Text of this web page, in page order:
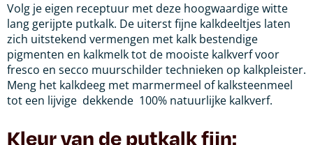
Volg je eigen receptuur met deze hoogwaardige witte
lang gerijpte putkalk. De uiterst fijne kalkdeeltjes laten
zich uitstekend vermengen met kalk bestendige
pigmenten en kalkmelk tot de mooiste kalkverf voor
fresco en secco muurschilder technieken op kalkpleister.
Meng het kalkdeeg met marmermeel of kalksteenmeel
tot een lijvige dekkende 100% natuurlijke kalkverf.
Kleur van de putkalk fijn: